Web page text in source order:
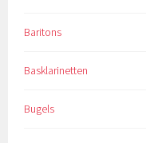
Baritons
Basklarinetten
Bugels